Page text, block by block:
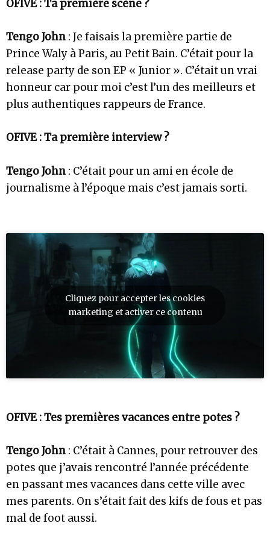
OFIVE : Ta première scène ?
Tengo John : Je faisais la première partie de
Prince Waly à Paris, au Petit Bain. C’était pour la
release party de son EP « Junior ». C’était un vrai
honneur car pour moi c’est l’un des meilleurs et
plus authentiques rappeurs de France.
OFIVE : Ta première interview ?
Tengo John : C’était pour un ami en école de
journalisme à l’époque mais c’est jamais sorti.
Cliquez pour accepter les cookies
marketing et activer ce contenu
OFIVE : Tes premières vacances entre potes ?
Tengo John : C’était à Cannes, pour retrouver des
potes que j’avais rencontré l’année précédente
en passant mes vacances dans cette ville avec
mes parents. On s’était fait des kifs de fous et pas
mal de foot aussi.